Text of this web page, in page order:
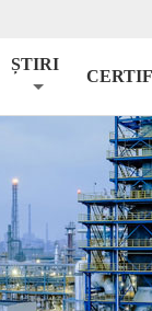
ȘTIRI